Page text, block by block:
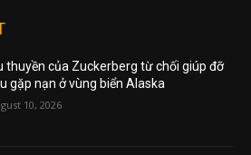
thuyền của Zuckerberg từ chối giúp đỡ
gặp nạn ở vùng biển Alaska
10, 2026